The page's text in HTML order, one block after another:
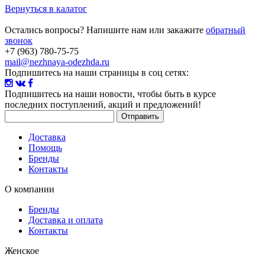
Вернуться в калатог
Остались вопросы? Напишите нам или закажите обратный
звонок
+7 (963) 780-75-75
mail@nezhnaya-odezhda.ru
Подпишитесь на наши страницы в соц сетях:
Подпишитесь на наши новости, чтобы быть в курсе
последних поступлений, акций и предложений!
Доставка
Помощь
Бренды
Контакты
О компании
Бренды
Доставка и оплата
Контакты
Женское